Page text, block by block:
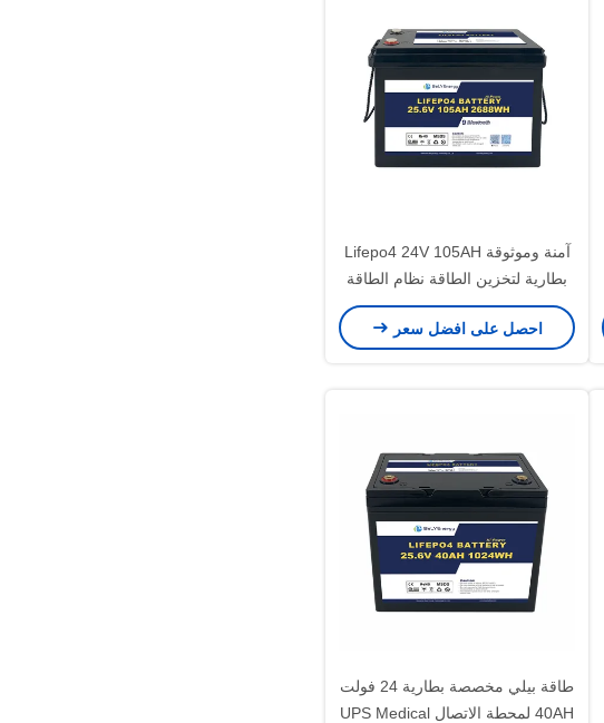
آمنة وموثوقة Lifepo4 24V 105AH
بطارية لتخزين الطاقة نظام الطاقة
الشمسية البحرية
احصل على افضل سعر
طاقة بيلي مخصصة بطارية 24 فولت
40AH لمحطة الاتصال UPS Medical